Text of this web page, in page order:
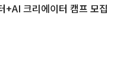
크리에이터 캠프 모집